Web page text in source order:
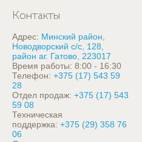
Контакты
Адрес: Минский район,
Новодворский с/с, 128,
район аг. Гатово, 223017
Время работы: 8:00 - 16:30
Телефон: +375 (17) 543 59
28
Отдел продаж: +375 (17) 543
59 08
Техническая
поддержка: +375 (29) 358 76
06